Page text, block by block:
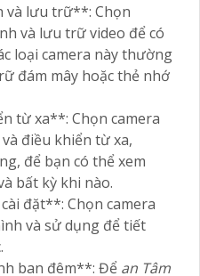
và lưu trữ**: Chọn
và lưu trữ video để có
loại camera này thường
đám mây hoặc thẻ nhớ
từ xa**: Chọn camera
điều khiển từ xa,
để bạn có thể xem
bất kỳ khi nào.
đặt**: Chọn camera
và sử dụng để tiết
ban đêm**: Để an Tâm